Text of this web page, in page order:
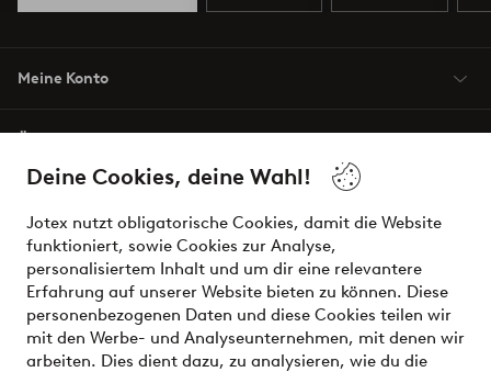
Deine Cookies, deine Wahl!
Jotex nutzt obligatorische Cookies, damit die Website
funktioniert, sowie Cookies zur Analyse,
personalisiertem Inhalt und um dir eine relevantere
Erfahrung auf unserer Website bieten zu können. Diese
personenbezogenen Daten und diese Cookies teilen wir
mit den Werbe- und Analyseunternehmen, mit denen wir
arbeiten. Dies dient dazu, zu analysieren, wie du die
Meine Konto
Bedingungen
Sichere Zahlungen - Jetzt bezahlen oder aufteilen